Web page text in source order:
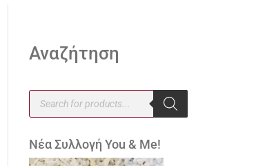
Αναζήτηση
Products
search
Νέα Συλλογή You & Me!